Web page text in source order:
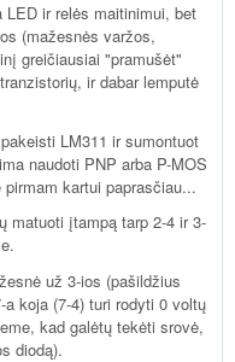
ir relės maitinimui, bet
(mažesnės varžos,
greičiausiai "pramušėt"
ir dabar lemputė
LM311 ir sumontuot
naudoti PNP arba P-MOS
kartui paprasčiau...
matuoti įtampą tarp 2-4 ir 3-
už 3-ios (pašildžius
koja (7-4) turi rodyti 0 voltų
kad galėtų tekėti srovė,
diodą).